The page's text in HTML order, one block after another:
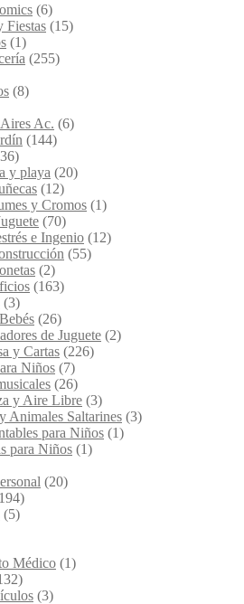
(6)
Fiestas (15)
(1)
(255)
(8)
Ac. (6)
(144)
y playa (20)
(12)
y Cromos (1)
(70)
e Ingenio (12)
(55)
(2)
(163)
(3)
(26)
de Juguete (2)
y Cartas (226)
Niños (7)
(26)
y Aire Libre (3)
Animales Saltarines (3)
para Niños (1)
para Niños (1)
(20)
(5)
Médico (1)
(3)